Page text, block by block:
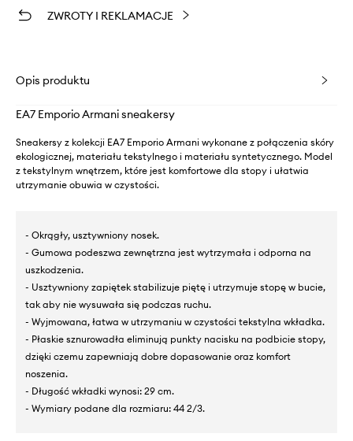
ZWROTY I REKLAMACJE
Opis produktu
EA7 Emporio Armani sneakersy
Sneakersy z kolekcji EA7 Emporio Armani wykonane z połączenia skóry
ekologicznej, materiału tekstylnego i materiału syntetycznego. Model
z tekstylnym wnętrzem, które jest komfortowe dla stopy i ułatwia
utrzymanie obuwia w czystości.
- Okrągły, usztywniony nosek.
- Gumowa podeszwa zewnętrzna jest wytrzymała i odporna na
uszkodzenia.
- Usztywniony zapiętek stabilizuje piętę i utrzymuje stopę w bucie,
tak aby nie wysuwała się podczas ruchu.
- Wyjmowana, łatwa w utrzymaniu w czystości tekstylna wkładka.
- Płaskie sznurowadła eliminują punkty nacisku na podbicie stopy,
dzięki czemu zapewniają dobre dopasowanie oraz komfort
noszenia.
- Długość wkładki wynosi: 29 cm.
- Wymiary podane dla rozmiaru: 44 2/3.